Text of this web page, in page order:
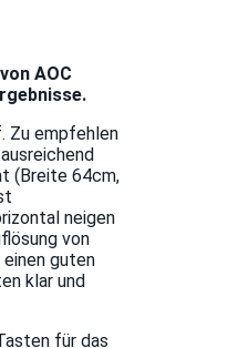
AOC
Zu empfehlen
(Breite 64cm,
neigen
von
guten
klar und
für das